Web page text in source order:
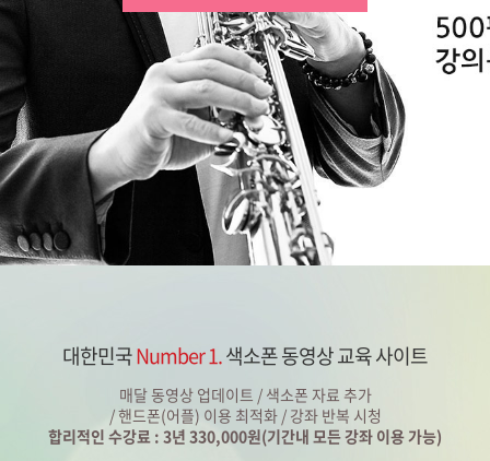
대한민국Number 1.색소폰 동영상 교육 사이트
매달 동영상 업데이트 / 색소폰 자료 추가
/ 핸드폰(어플) 이용 최적화 / 강좌 반복 시청
합리적인 수강료 : 3년 330,000원(기간내 모든 강좌 이용 가능)